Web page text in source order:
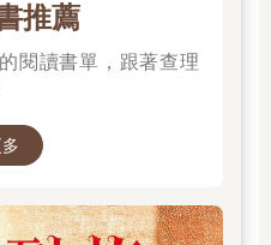
推薦
閱讀書單，跟著查理